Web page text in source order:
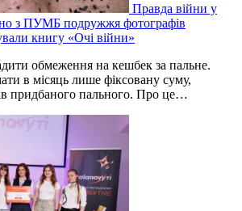
Правда війни у
з ПУМБ подружжя фотографів
книгу «Очі війни»
обмеження на кешбек за пальне.
в місяць лише фіксовану суму,
придбаного пального. Про це…